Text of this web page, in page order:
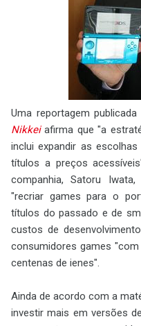
Uma reportagem
Nikkeiafirma que "a
inclui expandir as
títulos a preços
companhia, Satoru
"recriar games para o
títulos do passado e de
custos de
consumidores games
centenas de ienes".
Ainda de acordo com a
investir mais em versões